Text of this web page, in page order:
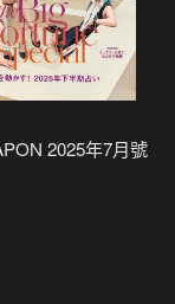
2025年7月號